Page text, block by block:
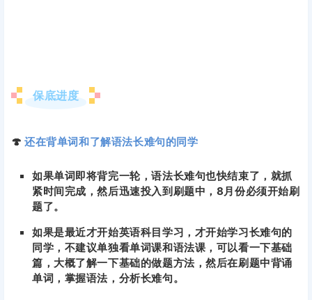
保底进度
🍄还在背单词和了解语法长难句的同学
如果单词即将背完一轮，语法长难句也快结束了，就抓
紧时间完成，然后迅速投入到刷题中，8月份必须开始刷
题了。
如果是最近才开始英语科目学习，才开始学习长难句的
同学，不建议单独看单词课和语法课，可以看一下基础
篇，大概了解一下基础的做题方法，然后在刷题中背诵
单词，掌握语法，分析长难句。